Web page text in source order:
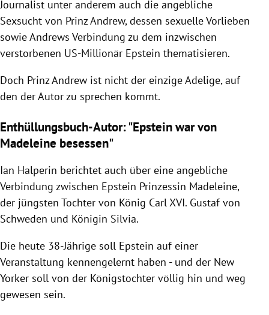
Journalist unter anderem auch die angebliche
Sexsucht von Prinz Andrew, dessen sexuelle Vorlieben
sowie Andrews Verbindung zu dem inzwischen
verstorbenen US-Millionär Epstein thematisieren.
Doch Prinz Andrew ist nicht der einzige Adelige, auf
den der Autor zu sprechen kommt.
Enthüllungsbuch-Autor: "Epstein war von
Madeleine besessen"
Ian Halperin berichtet auch über eine angebliche
Verbindung zwischen Epstein Prinzessin Madeleine,
der jüngsten Tochter von König Carl XVI. Gustaf von
Schweden und Königin Silvia.
Die heute 38-Jährige soll Epstein auf einer
Veranstaltung kennengelernt haben - und der New
Yorker soll von der Königstochter völlig hin und weg
gewesen sein.